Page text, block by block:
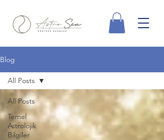
Blog
All Posts
Temel
Astrolojik
Bilgiler
All Posts